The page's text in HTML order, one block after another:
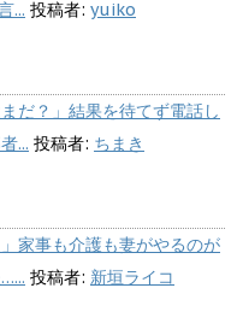
... 投稿者: yuiko
だ？」結果を待てず電話し
... 投稿者: ちまき
」家事も介護も妻がやるのが
投稿者: 新垣ライコ